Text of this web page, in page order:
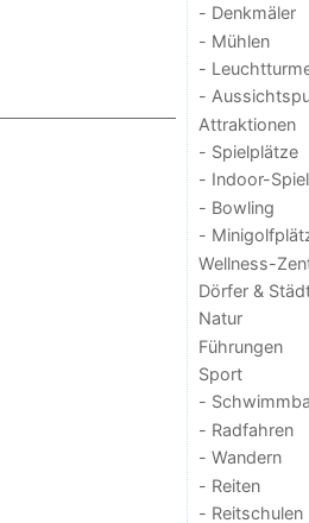
- Denkmäler
- Mühlen
-
-
Attraktionen
- Spielplätze
- Indoor-
- Bowling
-
Wellness-
Dörfer &
Natur
Führungen
Sport
-
- Radfahren
- Wandern
- Reiten
- Reitschulen